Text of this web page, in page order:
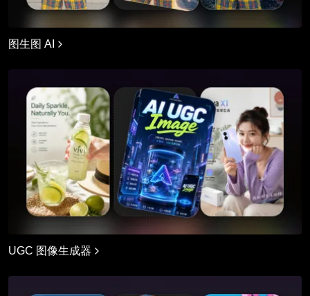
图生图 AI
UGC 图像生成器